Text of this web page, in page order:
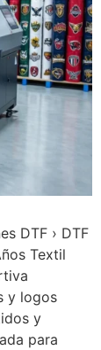
DTF › DTF
Textil
y logos
y
para